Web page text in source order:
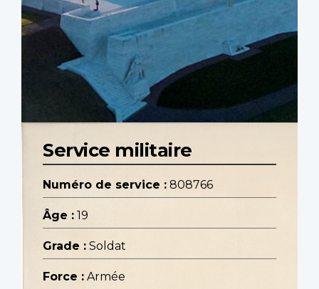
Service militaire
Numéro de service : 808766
Âge : 19
Grade : Soldat
Force : Armée